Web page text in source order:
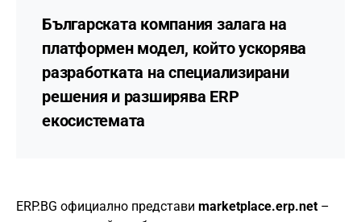
Българската компания залага на
платформен модел, който ускорява
разработката на специализирани
решения и разширява ERP
екосистемата
ERP.BG официално представи marketplace.erp.net –